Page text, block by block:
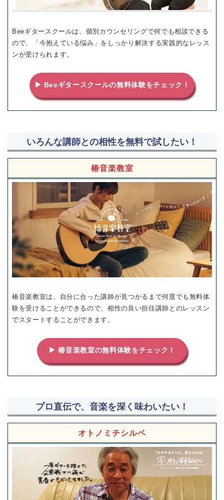
Beeギタースクールは、個別カウンセリングで何でも相談できる
ので、「今抱えている悩み」をしっかり解決する実践的なレッス
ンが受けられます。
▶ Beeギタースクールの無料体験をチェック！
いろんな講師との相性を無料で試したい！
椿音楽教室
椿音楽教室は、自分に合った講師が見つかるまで何度でも無料体
験を受けることができるので、相性の良い担任講師とのレッスン
でスタートすることができます。
▶ 椿音楽教室の無料体験をチェック！
プロ直伝で、音楽を深く味わいたい！
オトノミチシルベ